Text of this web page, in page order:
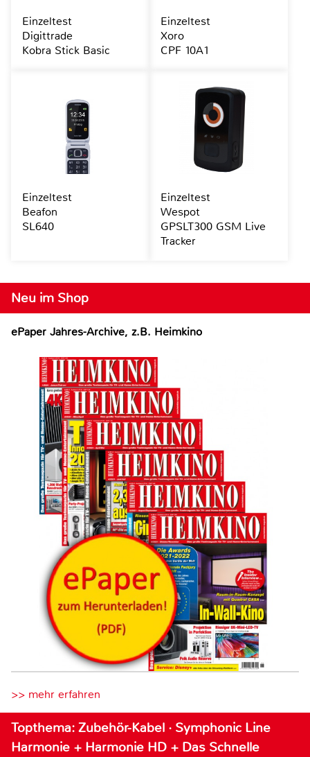
Neu im Shop
ePaper Jahres-Archive, z.B. Heimkino
>> mehr erfahren
Topthema: Zubehör-Kabel · Symphonic Line
Harmonie + Harmonie HD + Das Schnelle
Einzeltest
Digittrade
Kobra Stick Basic
Einzeltest
Xoro
CPF 10A1
Einzeltest
Beafon
SL640
Einzeltest
Wespot
GPSLT300 GSM Live
Tracker